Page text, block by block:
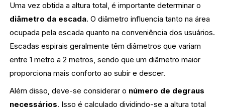
Uma vez obtida a altura total, é importante determinar o
diâmetro da escada. O diâmetro influencia tanto na área
ocupada pela escada quanto na conveniência dos usuários.
Escadas espirais geralmente têm diâmetros que variam
entre 1 metro a 2 metros, sendo que um diâmetro maior
proporciona mais conforto ao subir e descer.
Além disso, deve-se considerar o número de degraus
necessários. Isso é calculado dividindo-se a altura total